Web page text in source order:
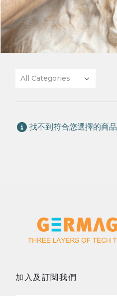
All Categories
找不到符合您選擇的商品
加入及訂閱我們